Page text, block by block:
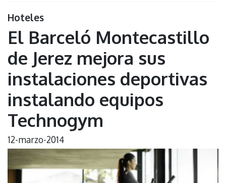
Hoteles
El Barceló Montecastillo
de Jerez mejora sus
instalaciones deportivas
instalando equipos
Technogym
12-marzo-2014